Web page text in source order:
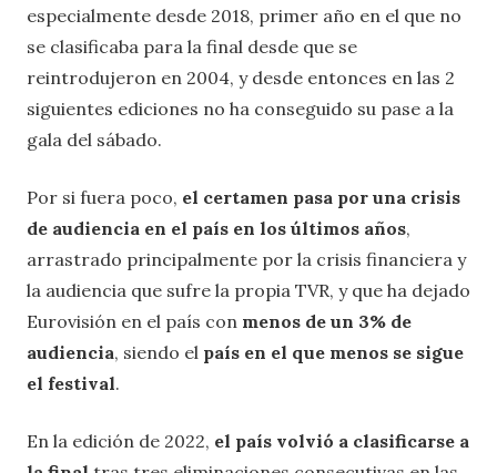
especialmente desde 2018, primer año en el que no
se clasificaba para la final desde que se
reintrodujeron en 2004, y desde entonces en las 2
siguientes ediciones no ha conseguido su pase a la
gala del sábado.
Por si fuera poco, el certamen pasa por una crisis
de audiencia en el país en los últimos años,
arrastrado principalmente por la crisis financiera y
la audiencia que sufre la propia TVR, y que ha dejado
Eurovisión en el país con menos de un 3% de
audiencia, siendo el país en el que menos se sigue
el festival.
En la edición de 2022, el país volvió a clasificarse a